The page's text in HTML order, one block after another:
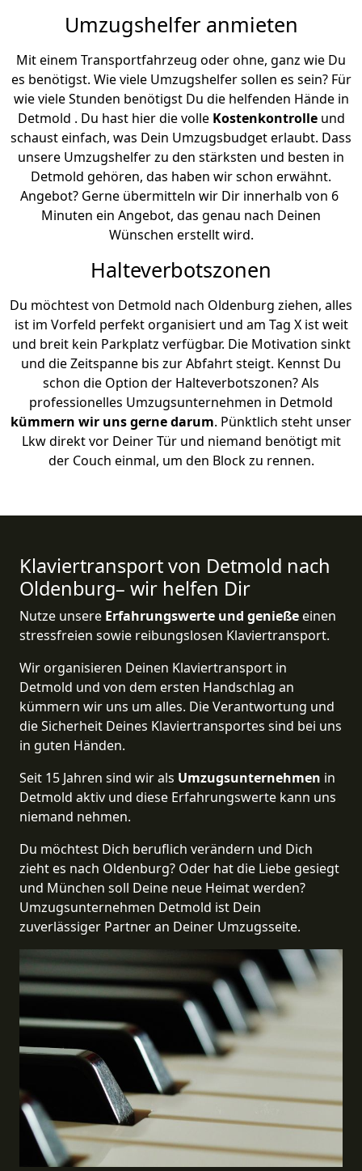
Umzugshelfer anmieten
Mit einem Transportfahrzeug oder ohne, ganz wie Du
es benötigst. Wie viele Umzugshelfer sollen es sein? Für
wie viele Stunden benötigst Du die helfenden Hände in
Detmold . Du hast hier die volle Kostenkontrolleund
schaust einfach, was Dein Umzugsbudget erlaubt. Dass
unsere Umzugshelfer zu den stärksten und besten in
Detmold gehören, das haben wir schon erwähnt.
Angebot? Gerne übermitteln wir Dir innerhalb von 6
Minuten ein Angebot, das genau nach Deinen
Wünschen erstellt wird.
Halteverbotszonen
Du möchtest von Detmold nach Oldenburg ziehen, alles
ist im Vorfeld perfekt organisiert und am Tag X ist weit
und breit kein Parkplatz verfügbar. Die Motivation sinkt
und die Zeitspanne bis zur Abfahrt steigt. Kennst Du
schon die Option der Halteverbotszonen? Als
professionelles Umzugsunternehmen in Detmold
kümmern wir uns gerne darum. Pünktlich steht unser
Lkw direkt vor Deiner Tür und niemand benötigt mit
der Couch einmal, um den Block zu rennen.
Klaviertransport von Detmold nach
Oldenburg– wir helfen Dir
Nutze unsere Erfahrungswerte und genieße einen
stressfreien sowie reibungslosen Klaviertransport.
Wir organisieren Deinen Klaviertransport in
Detmold und von dem ersten Handschlag an
kümmern wir uns um alles. Die Verantwortung und
die Sicherheit Deines Klaviertransportes sind bei uns
in guten Händen.
Seit 15 Jahren sind wir als Umzugsunternehmen in
Detmold aktiv und diese Erfahrungswerte kann uns
niemand nehmen.
Du möchtest Dich beruflich verändern und Dich
zieht es nach Oldenburg? Oder hat die Liebe gesiegt
und München soll Deine neue Heimat werden?
Umzugsunternehmen Detmold ist Dein
zuverlässiger Partner an Deiner Umzugsseite.